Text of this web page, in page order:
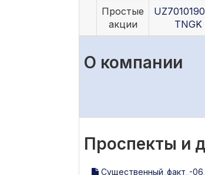
Простые
акции
TNGK
О компании
Проспекты и
Существенный_факт_-